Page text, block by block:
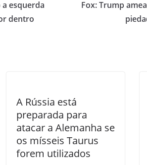
esquerda
dentro
Fox: Trump
A Rússia está
preparada para
atacar a Alemanha se
os mísseis Taurus
forem utilizados